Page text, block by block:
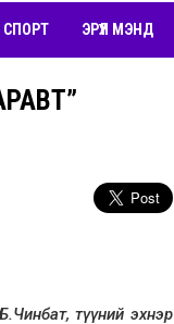
СПОРТ ЭРҮҮЛ МЭНД
түүний эхнэр